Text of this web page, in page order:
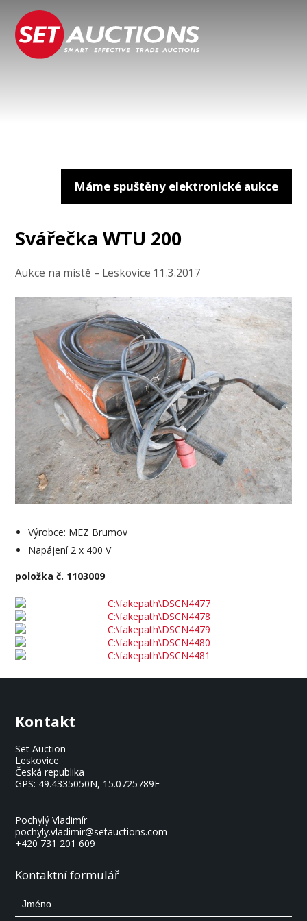
Máme spuštěny elektronické aukce
Svářečka WTU 200
Aukce na místě – Leskovice 11.3.2017
Výrobce: MEZ Brumov
Napájení 2 x 400 V
položka č. 1103009
Kontakt
Set Auction
Leskovice
Česká republika
GPS: 49.4335050N, 15.0725789E
Pochylý Vladimír
pochyly.vladimir@setauctions.com
+420 731 201 609
Kontaktní formulář